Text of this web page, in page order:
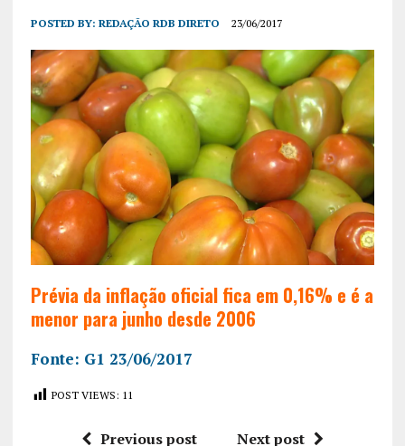
POSTED BY: REDAÇÃO RDB DIRETO 23/06/2017
Prévia da inflação oficial fica em 0,16% e é a
menor para junho desde 2006
Fonte: G1 23/06/2017
POST VIEWS: 11
Previous post Next post